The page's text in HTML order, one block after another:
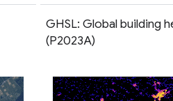
GHSL: Global building
(P2023A)